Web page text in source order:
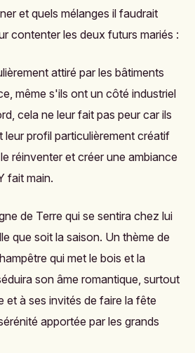
et quels mélanges il faudrait
contenter les deux futurs mariés :
attiré par les bâtiments
même s'ils ont un côté industriel
cela ne leur fait pas peur car ils
profil particulièrement créatif
réinventer et créer une ambiance
fait main.
de Terre qui se sentira chez lui
que soit la saison. Un thème de
qui met le bois et la
son âme romantique, surtout
et à ses invités de faire la fête
apportée par les grands